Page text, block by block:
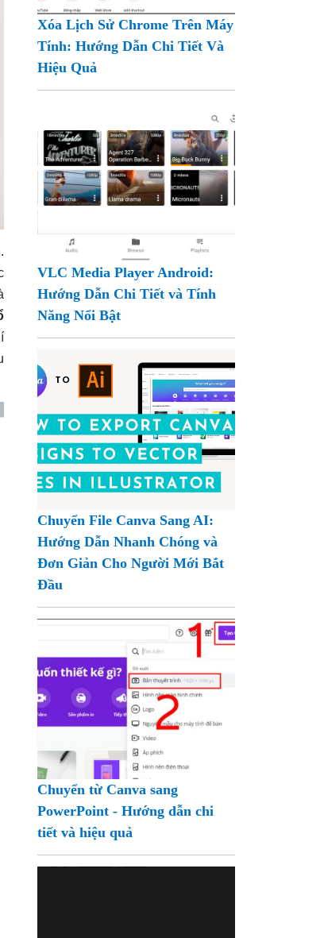
Xóa Lịch Sử Chrome Trên Máy
Tính: Hướng Dẫn Chi Tiết Và
Hiệu Quả
VLC Media Player Android:
Hướng Dẫn Chi Tiết và Tính
Năng Nổi Bật
Chuyển File Canva Sang AI:
Hướng Dẫn Nhanh Chóng và
Đơn Giản Cho Người Mới Bắt
Đầu
Chuyển từ Canva sang
PowerPoint - Hướng dẫn chi
tiết và hiệu quả